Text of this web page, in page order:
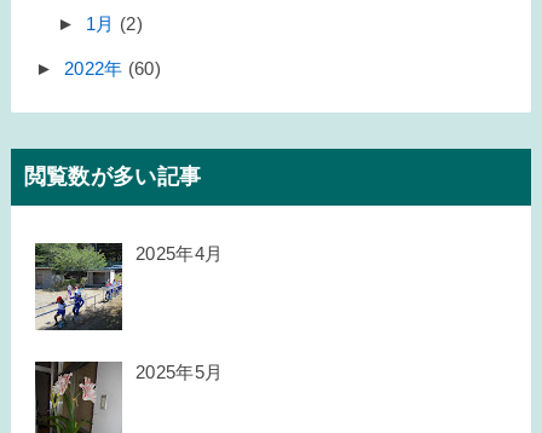
► 1月 (2)
► 2022年 (60)
閲覧数が多い記事
2025年4月
2025年5月